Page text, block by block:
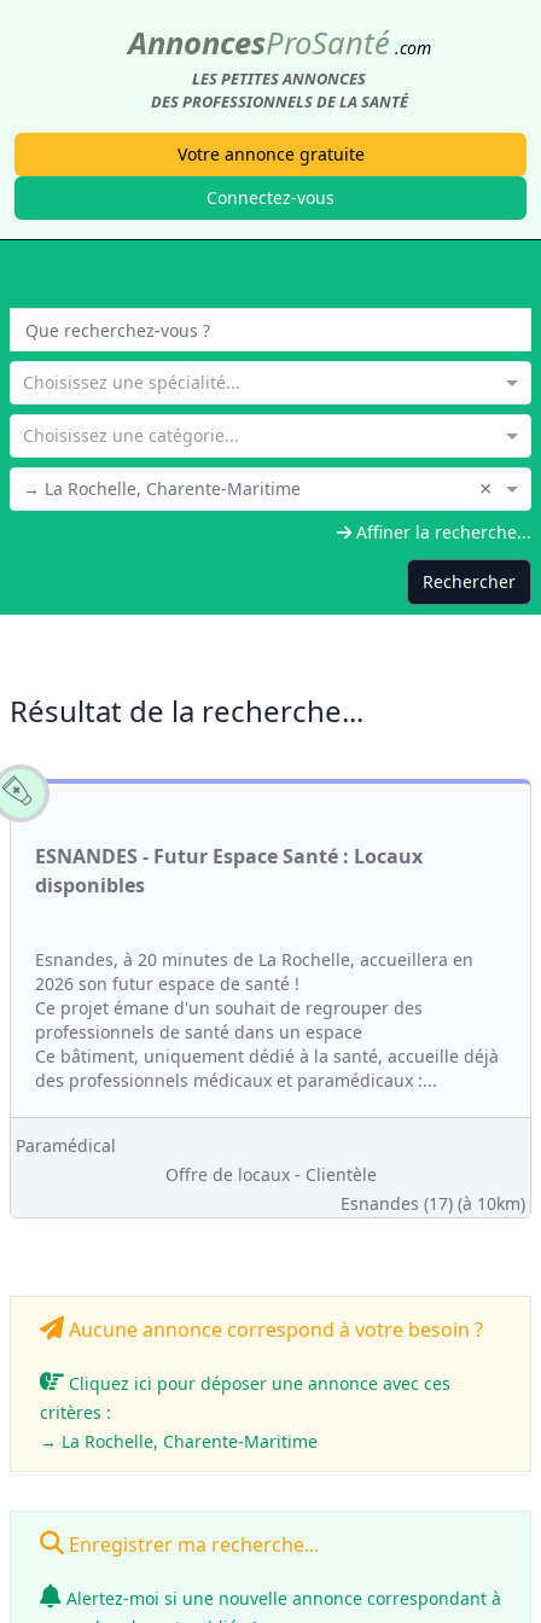
AnnoncesProSanté .com
LES PETITES ANNONCES
DES PROFESSIONNELS DE LA SANTÉ
Votre annonce gratuite
Connectez-vous
Choisissez une spécialité...
Choisissez une catégorie...
→ La Rochelle, Charente-Maritime ×
Affiner la recherche...
Rechercher
Résultat de la recherche...
ESNANDES - Futur Espace Santé : Locaux
disponibles
Esnandes, à 20 minutes de La Rochelle, accueillera en
2026 son futur espace de santé !
Ce projet émane d'un souhait de regrouper des
professionnels de santé dans un espace
Ce bâtiment, uniquement dédié à la santé, accueille déjà
des professionnels médicaux et paramédicaux :...
Paramédical
Offre de locaux - Clientèle
Esnandes (17) (à 10km)
Aucune annonce correspond à votre besoin ?
Cliquez ici pour déposer une annonce avec ces
critères :
→ La Rochelle, Charente-Maritime
Enregistrer ma recherche...
Alertez-moi si une nouvelle annonce correspondant à